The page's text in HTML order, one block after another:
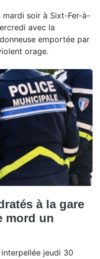
mardi soir à Sixt-Fer-à-
avec la
emportée par
orage.
à la gare
mord un
jeudi 30